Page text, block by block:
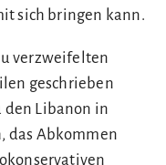
sich bringen kann.
verzweifelten
geschrieben
Libanon in
das Abkommen